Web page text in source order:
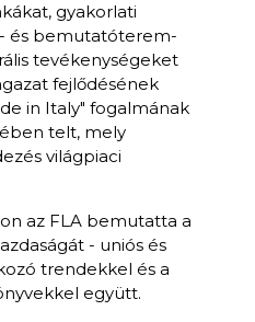
gyakorlati
és bemutatóterem-
tevékenységeket
fejlődésének
in Italy" fogalmának
telt, mely
világpiaci
az FLA bemutatta a
- uniós és
trendekkel és a
együtt.